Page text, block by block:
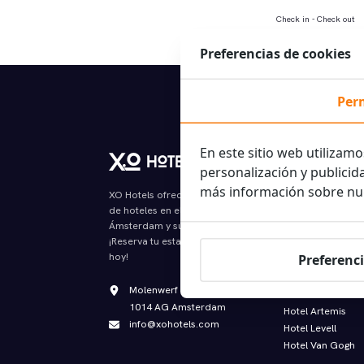
Check in - Check out
XO Hotels ofrece las mejores ofertas
de hoteles en el centro de
Ámsterdam y sus alrededores.
¡Reserva tu estancia con nosotros
hoy!
Molenwerf 1
1014 AG Amsterdam
info@xohotels.com
Our hotels
XO Hotel Inner
XO Hotels Blue
XO Hotels City
XO Hotels
Hotel Artemis
Hotel Levell
Hotel Van Gogh
Preferencias de cookies
En este sitio web
personalización y
más información sobre